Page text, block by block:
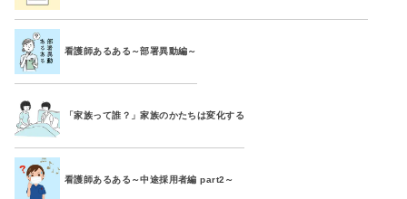
看護師あるある～部署異動編～
「家族って誰？」家族のかたちは変化する
看護師あるある～中途採用者編 part2～